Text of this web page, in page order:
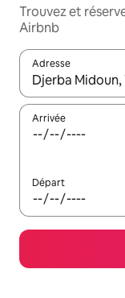
Trouvez et
Airbnb
Adresse
Lorsque les
Arrivée
Départ